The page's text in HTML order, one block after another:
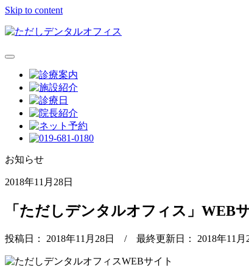
Skip to content
お知らせ
2018年11月28日
「ただしデンタルオフィス」WEB
投稿日： 2018年11月28日 / 最終更新日： 2018年11月